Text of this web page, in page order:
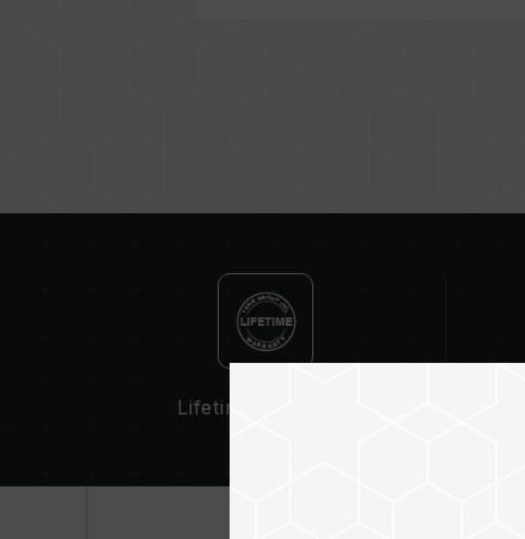
Lifetime Warranty